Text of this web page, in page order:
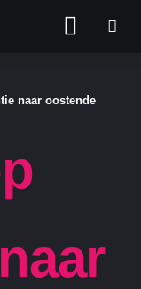
naar oostende